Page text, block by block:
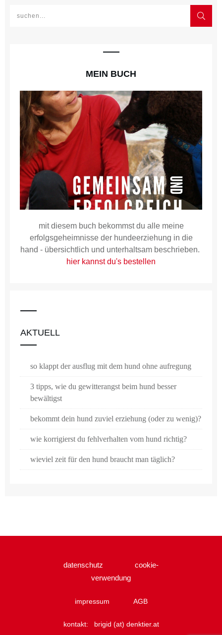
MEIN BUCH
mit diesem buch bekommst du alle meine
erfolgsgeheimnisse der hundeerziehung in die
hand - übersichtlich und unterhaltsam beschrieben.
hier kannst du's bestellen
AKTUELL
so klappt der ausflug mit dem hund ohne aufregung
3 tipps, wie du gewitterangst beim hund besser
bewältigst
bekommt dein hund zuviel erziehung (oder zu wenig)?
wie korrigierst du fehlverhalten vom hund richtig?
wieviel zeit für den hund braucht man täglich?
datenschutz
cookie-
verwendung
impressum AGB
kontakt: brigid (at) denktier.at